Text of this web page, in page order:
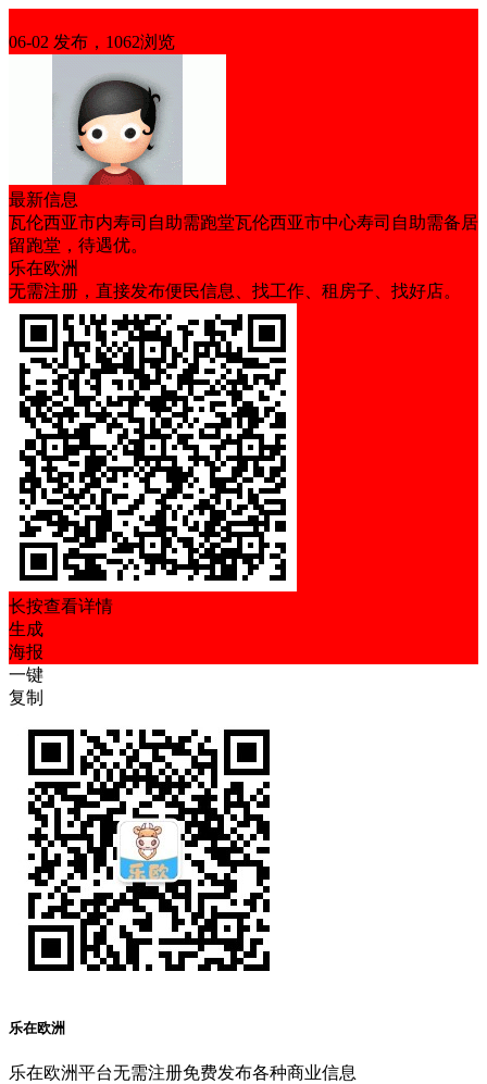
06-02 发布，1062浏览
最新信息
瓦伦西亚市内寿司自助需跑堂瓦伦西亚市中心寿司自助需备居
留跑堂，待遇优。
乐在欧洲
无需注册，直接发布便民信息、找工作、租房子、找好店。
长按查看详情
生成
海报
一键
复制
乐在欧洲
乐在欧洲平台无需注册免费发布各种商业信息